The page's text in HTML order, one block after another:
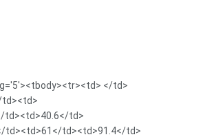
</td>
td><td>
td><td>40.6</td>
td><td>61</td><td>91.4</td>